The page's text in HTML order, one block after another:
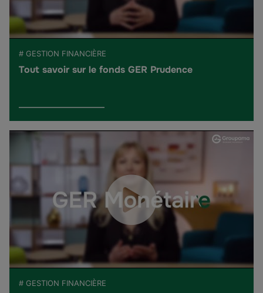
# GESTION FINANCIÈRE
Tout savoir sur le fonds GER Prudence
# GESTION FINANCIÈRE